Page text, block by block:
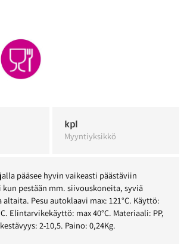
kpl
Myyntiyksikkö
pääsee hyvin vaikeasti päästäviin
pestään mm. siivouskoneita, syviä
Pesu autoklaavi max: 121°C. Käyttö:
Elintarvikekäyttö: max 40°C. Materiaali: PP,
2-10,5. Paino: 0,24Kg.